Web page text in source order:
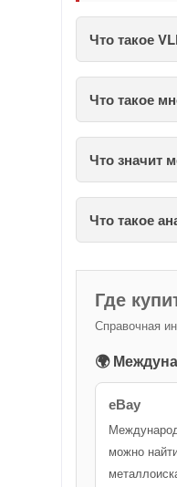
Что такое
Что такое
Что значит
Что такое
Где
Справочная
🌍
eBay
можно